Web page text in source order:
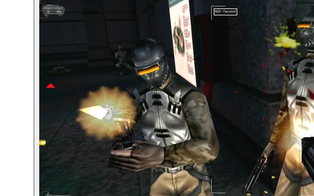
Die verdächtige Laterne
00:38:11 Schwert holen und raus
00:39:16 Spielmechanische Varianten
00:42:05 Gegnertypen: Menschen, Roboter ...
00:42:19 ... und Kreaturen